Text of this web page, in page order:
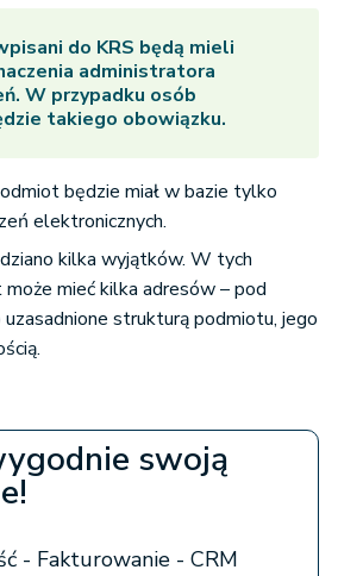
do KRS będą mieli
administratora
W przypadku osób
takiego obowiązku.
będzie miał w bazie tylko
elektronicznych.
kilka wyjątków. W tych
mieć kilka adresów – pod
strukturą podmiotu, jego
swoją
- Fakturowanie - CRM